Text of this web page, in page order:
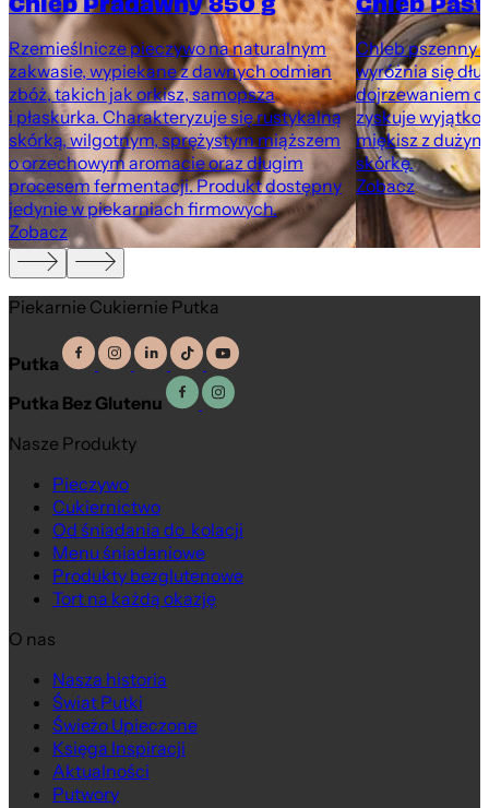
Rzemieślnicze pieczywo na naturalnym
zakwasie, wypiekane z dawnych odmian
zbóż, takich jak orkisz, samopsza
i płaskurka. Charakteryzuje się rustykalną
skórką, wilgotnym, sprężystym miąższem
o orzechowym aromacie oraz długim
procesem fermentacji. Produkt dostępny
jedynie w piekarniach firmowych.
Zobacz
Chleb pszenny
wyróżnia się
dojrzewaniem
zyskuje
miękisz z
skórkę.
Zobacz
Piekarnie Cukiernie Putka
Putka
Putka Bez Glutenu
Nasze Produkty
Pieczywo
Cukiernictwo
Od śniadania do kolacji
Menu śniadaniowe
Produkty bezglutenowe
Tort na każdą okazję
O nas
Nasza historia
Świat Putki
Świeżo Upieczone
Księga Inspiracji
Aktualności
Putwory